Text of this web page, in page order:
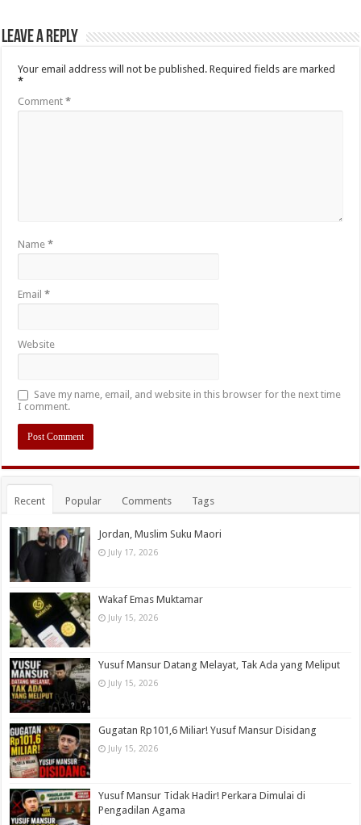
Leave a Reply
Your email address will not be published. Required fields are marked
*
Comment*
Name*
Email*
Website
Save my name, email, and website in this browser for the next time
I comment.
Recent Popular Comments Tags
Jordan, Muslim Suku Maori
July 17, 2026
Wakaf Emas Muktamar
July 15, 2026
Yusuf Mansur Datang Melayat, Tak Ada yang Meliput
July 15, 2026
Gugatan Rp101,6 Miliar! Yusuf Mansur Disidang
July 15, 2026
Yusuf Mansur Tidak Hadir! Perkara Dimulai di
Pengadilan Agama